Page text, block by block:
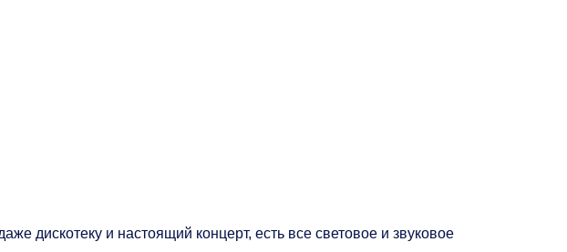
дискотеку и настоящий концерт, есть все световое и звуковое